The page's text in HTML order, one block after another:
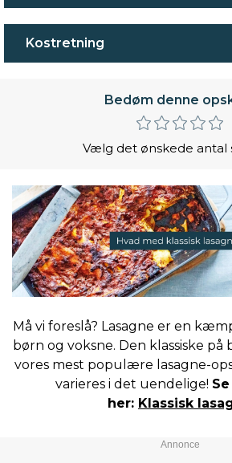
Kostretning
Bedøm denne
Vælg det ønskede antal
Må vi foreslå? Lasagne er en
børn og voksne. Den klassiske
vores mest populære lasagne-
varieres i det uendelige!
her: Klassisk